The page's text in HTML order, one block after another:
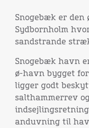
Snogebæk er den
Sydbornholm
sandstrande
Snogebæk havn
ø-havn bygget
ligger godt
salthammerrev
anduvning til